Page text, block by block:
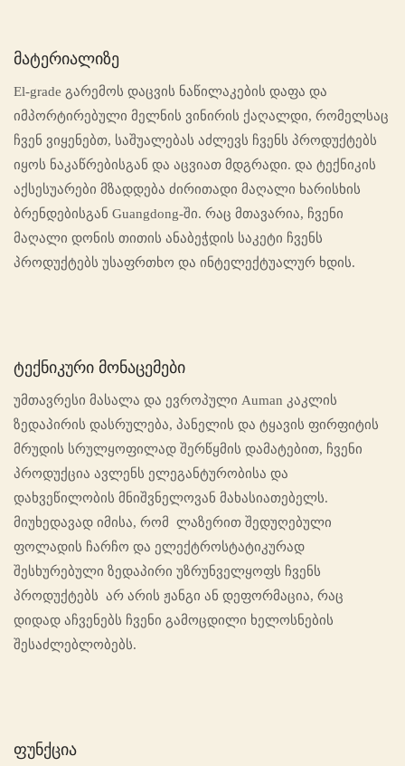
Მატერიალიზე
El-grade გარემოს დაცვის ნაწილაკების დაფა და
იმპორტირებული მელნის ვინირის ქაღალდი, რომელსაც
ჩვენ ვიყენებთ, საშუალებას აძლევს ჩვენს პროდუქტებს
იყოს ნაკაწრებისგან და აცვიათ მდგრადი. და ტექნიკის
აქსესუარები მზადდება ძირითადი მაღალი ხარისხის
ბრენდებისგან Guangdong-ში. რაც მთავარია, ჩვენი
მაღალი დონის თითის ანაბეჭდის საკეტი ჩვენს
პროდუქტებს უსაფრთხო და ინტელექტუალურ ხდის.
Ტექნიკური Მონაცემები
უმთავრესი მასალა და ევროპული Auman კაკლის
ზედაპირის დასრულება, პანელის და ტყავის ფირფიტის
მრუდის სრულყოფილად შერწყმის დამატებით, ჩვენი
პროდუქცია ავლენს ელეგანტურობისა და
დახვეწილობის მნიშვნელოვან მახასიათებელს.
მიუხედავად იმისა, რომ ლაზერით შედუღებული
ფოლადის ჩარჩო და ელექტროსტატიკურად
შესხურებული ზედაპირი უზრუნველყოფს ჩვენს
პროდუქტებს არ არის ჟანგი ან დეფორმაცია, რაც
დიდად აჩვენებს ჩვენი გამოცდილი ხელოსნების
შესაძლებლობებს.
Ფუნქცია